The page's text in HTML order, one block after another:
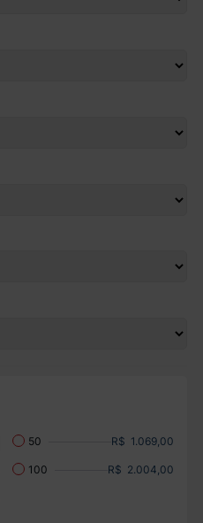
50 R$ 1.069,00
100 R$ 2.004,00